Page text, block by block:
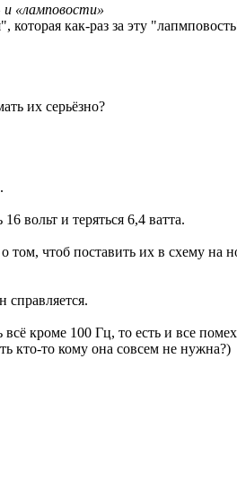
«ламповости»
как-раз за эту
их серьёзно?
вольт и теряться 6,4 ватта.
том, чтоб поставить их в схему
кроме 100 Гц, то есть и все
кто-то кому она совсем не нужна?)